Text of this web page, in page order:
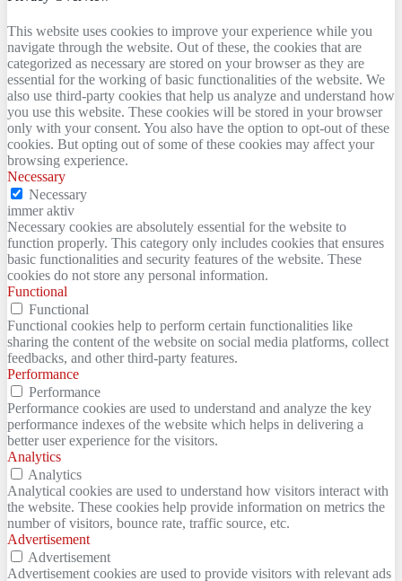
This website uses cookies to improve your experience while you
navigate through the website. Out of these, the cookies that are
categorized as necessary are stored on your browser as they are
essential for the working of basic functionalities of the website. We
also use third-party cookies that help us analyze and understand how
you use this website. These cookies will be stored in your browser
only with your consent. You also have the option to opt-out of these
cookies. But opting out of some of these cookies may affect your
browsing experience.
Necessary
Necessary
immer aktiv
Necessary cookies are absolutely essential for the website to
function properly. This category only includes cookies that ensures
basic functionalities and security features of the website. These
cookies do not store any personal information.
Functional
Functional
Functional cookies help to perform certain functionalities like
sharing the content of the website on social media platforms, collect
feedbacks, and other third-party features.
Performance
Performance
Performance cookies are used to understand and analyze the key
performance indexes of the website which helps in delivering a
better user experience for the visitors.
Analytics
Analytics
Analytical cookies are used to understand how visitors interact with
the website. These cookies help provide information on metrics the
number of visitors, bounce rate, traffic source, etc.
Advertisement
Advertisement
Advertisement cookies are used to provide visitors with relevant ads